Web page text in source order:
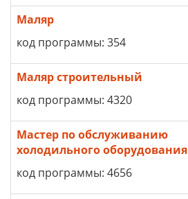
Маляр
код программы: 354
Маляр строительный
код программы: 4320
Мастер по обслуживанию
холодильного оборудования
код программы: 4656